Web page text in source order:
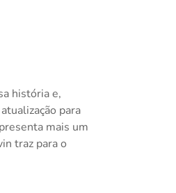
história e,
para
mais um
traz para o